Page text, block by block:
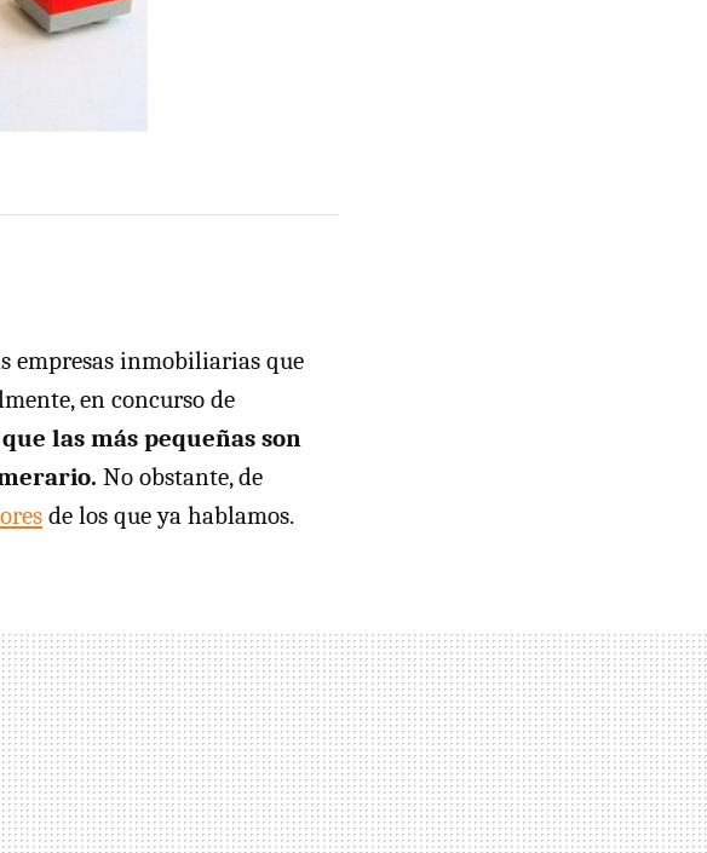
empresas inmobiliarias que
en concurso de
las más pequeñas son
No obstante, de
de los que ya hablamos.